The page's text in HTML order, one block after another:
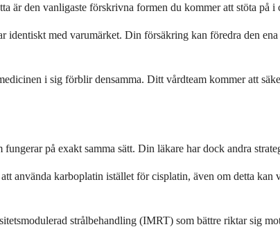
den vanligaste förskrivna formen du kommer att stöta på i
med varumärket. Din försäkring kan föredra den
i sig förblir densamma. Ditt vårdteam kommer att
på exakt samma sätt. Din läkare har dock andra
använda karboplatin istället för cisplatin, även om detta
strålbehandling (IMRT) som bättre riktar sig